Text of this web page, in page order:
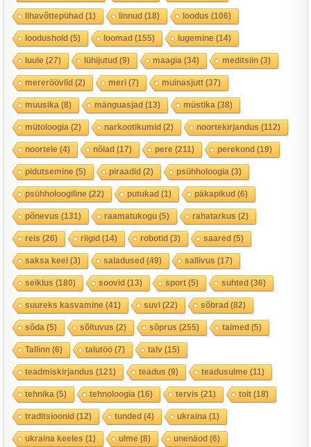
lihavõttepühad(1) linnud(18) loodus (106)
loodushoid(5) loomad(155) lugemine (14)
luule (27) lühijutud(9) maagia (34) meditsiin(3)
mereröövlid(2) meri(7) muinasjutt(37)
muusika (8) mänguasjad(13) müstika (38)
mütoloogia (2) narkootikumid(2) noortekirjandus (112)
noortele (4) nõiad(17) pere (211) perekond(19)
pidutsemine (5) piraadid(2) psühholoogia (3)
psühholoogiline (22) putukad(1) päkapikud(6)
põnevus (131) raamatukogu(5) rahatarkus (2)
reis (26) riigid(14) robotid(3) saared(5)
saksa keel(3) saladused(49) sallivus (17)
seiklus (180) soovid(13) sport(5) suhted(36)
suureks kasvamine (41) suvi(22) sõbrad(82)
sõda (5) sõltuvus (2) sõprus (255) taimed(5)
Tallinn(6) talutöö(7) talv(15)
teadmiskirjandus (121) teadus (9) teadusulme (11)
tehnika (5) tehnoloogia (16) tervis (21) toit(18)
traditsioonid(12) tunded(4) ukraina (1)
ukraina keeles (1) ulme (8) unenäod(6)